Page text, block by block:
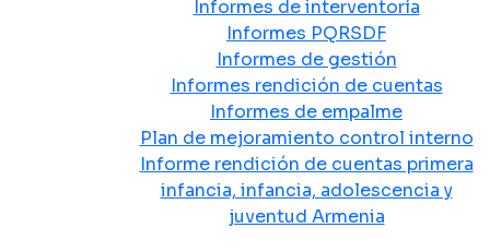
Informes de interventoría
Informes PQRSDF
Informes de gestión
Informes rendición de cuentas
Informes de empalme
Plan de mejoramiento control interno
Informe rendición de cuentas primera
infancia, infancia, adolescencia y
juventud Armenia